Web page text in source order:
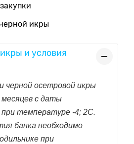
икры
и условия
черной осетровой икры
с даты
при температуре -4; 2С.
банка необходимо
при